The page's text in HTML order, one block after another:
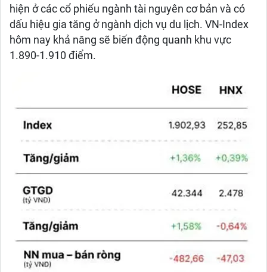
hiện ở các cổ phiếu ngành tài nguyên cơ bản và có
dấu hiệu gia tăng ở ngành dịch vụ du lịch. VN-Index
hôm nay khả năng sẽ biến động quanh khu vực
1.890-1.910 điểm.